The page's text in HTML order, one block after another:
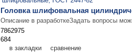
Головка шлифовальная
Описание в разработкеЗадать вопросы
7862975
684
в закладки сравнение